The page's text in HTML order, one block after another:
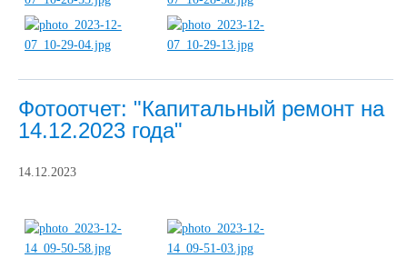
Фотоотчет: "Капитальный ремонт на
14.12.2023 года"
14.12.2023